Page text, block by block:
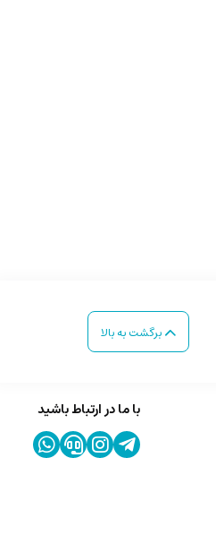
برگشت به بالا
با ما در ارتباط باشید